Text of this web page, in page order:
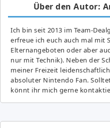
Über den Autor:
Ich bin seit 2013 im Team-
erfreue ich euch auch mal mit
Elternangeboten oder aber
nur mit Technik). Neben der
meiner Freizeit
absoluter Nintendo Fan.
könnt ihr mich gerne